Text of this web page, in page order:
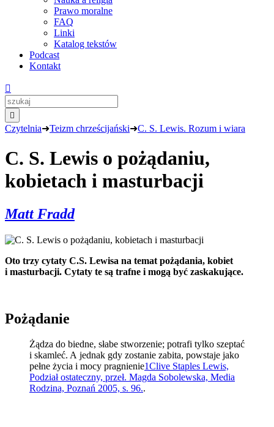
Prawo moralne
FAQ
Linki
Katalog tekstów
Podcast
Kontakt


Czytelnia➜Teizm chrześcijański➜C. S. Lewis. Rozum i wiara
C. S. Lewis o pożądaniu,
kobietach i masturbacji
Matt Fradd
Oto trzy cytaty C.S. Lewisa na temat pożądania, kobiet
i masturbacji. Cytaty te są trafne i mogą być zaskakujące.
Pożądanie
Żądza do biedne, słabe stworzenie; potrafi tylko szeptać
i skamleć. A jednak gdy zostanie zabita, powstaje jako
pełne życia i mocy pragnienie1Clive Staples Lewis,
Podział ostateczny, przeł. Magda Sobolewska, Media
Rodzina, Poznań 2005, s. 96..